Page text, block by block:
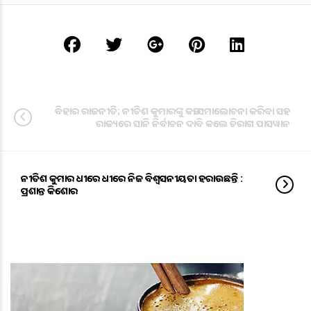
ବିହାର ରାଜନୀତି; ନୀତିଶ କୁମାରଙ୍କୁ କଡା ସମାଲୋଚନା କରିବା ସହ
ରାଜ୍ୟରେ ସାନି ନିର୍ବାଚନ ଦାବି କଲେ ଚିରାଗ ପାସୱାନ
ନୀତିଶ କୁମାର ଧୀରେ ଧୀରେ ନିଜ ବିଶ୍ୱସନୀୟତା ହରାଉଛନ୍ତି :
ପ୍ରଶାନ୍ତ କିଶୋର